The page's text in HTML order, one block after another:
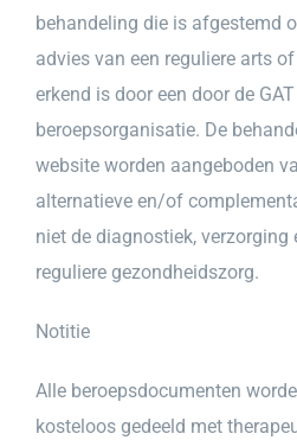
behandeling die is afgestemd
advies van een reguliere arts
erkend is door een door de GAT
beroepsorganisatie. De
website worden aangeboden
alternatieve en/of
niet de diagnostiek, verzorging
reguliere gezondheidszorg.
Notitie
Alle beroepsdocumenten
kosteloos gedeeld met